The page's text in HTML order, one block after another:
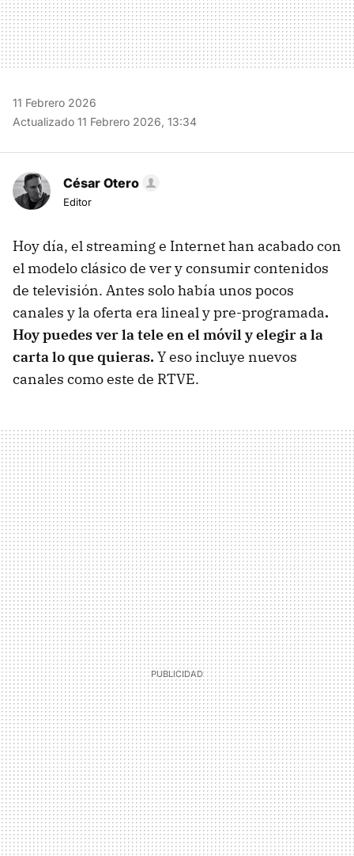
11 Febrero 2026
Actualizado 11 Febrero 2026, 13:34
César Otero
Editor
Hoy día, el streaming e Internet han acabado con
el modelo clásico de ver y consumir contenidos
de televisión. Antes solo había unos pocos
canales y la oferta era lineal y pre-programada.
Hoy puedes ver la tele en el móvil y elegir a la
carta lo que quieras. Y eso incluye nuevos
canales como este de RTVE.